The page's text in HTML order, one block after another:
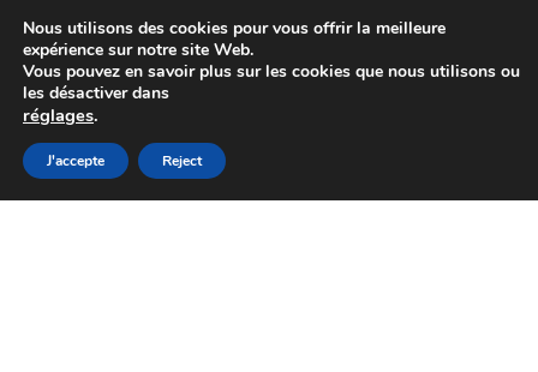
Colissimo livraison à partir de 7 EUR
Du lundi au vendredi de 9 h à 16 h
Aller
à
Aller
au
Nous utilisons des cookies pour vous offrir la meilleure
expérience sur notre site Web.
Vous pouvez en savoir plus sur les cookies que nous utilisons ou
les désactiver dans
réglages.
J'accepte Reject